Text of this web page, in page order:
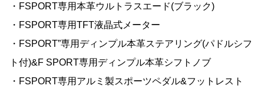
・FSPORT専用本革ウルトラスエード(ブラック)
・FSPORT専用TFT液晶式メーター
・FSPORT”専用ディンプル本革ステアリング(パドルシフ
ト付)&F SPORT専用ディンプル本革シフトノブ
・FSPORT専用アルミ製スポーツペダル&フットレスト